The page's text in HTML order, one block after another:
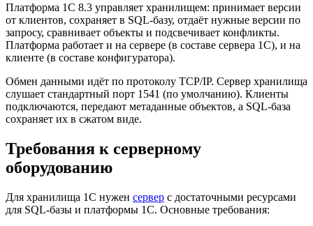
Платформа 1С 8.3 управляет хранилищем: принимает версии
от клиентов, сохраняет в SQL-базу, отдаёт нужные версии по
запросу, сравнивает объекты и подсвечивает конфликты.
Платформа работает и на сервере (в составе сервера 1С), и на
клиенте (в составе конфигуратора).
Обмен данными идёт по протоколу TCP/IP. Сервер хранилища
слушает стандартный порт 1541 (по умолчанию). Клиенты
подключаются, передают метаданные объектов, а SQL-база
сохраняет их в сжатом виде.
Требования к серверному
оборудованию
Для хранилища 1С нужен сервер с достаточными ресурсами
для SQL-базы и платформы 1С. Основные требования: